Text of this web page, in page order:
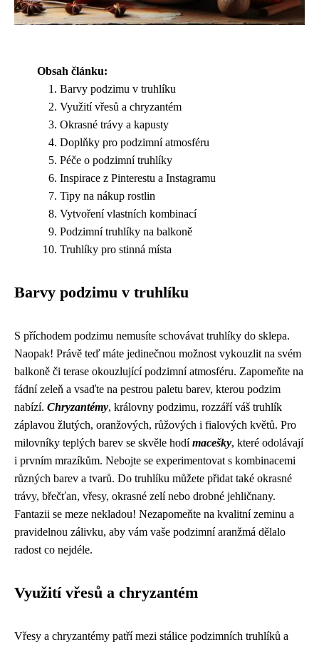
Obsah článku:
Barvy podzimu v truhlíku
Využití vřesů a chryzantém
Okrasné trávy a kapusty
Doplňky pro podzimní atmosféru
Péče o podzimní truhlíky
Inspirace z Pinterestu a Instagramu
Tipy na nákup rostlin
Vytvoření vlastních kombinací
Podzimní truhlíky na balkoně
Truhlíky pro stinná místa
Barvy podzimu v truhlíku
S příchodem podzimu nemusíte schovávat truhlíky do sklepa.
Naopak! Právě teď máte jedinečnou možnost vykouzlit na svém
balkoně či terase okouzlující podzimní atmosféru. Zapomeňte na
fádní zeleň a vsaďte na pestrou paletu barev, kterou podzim
nabízí. Chryzantémy, královny podzimu, rozzáří váš truhlík
záplavou žlutých, oranžových, růžových i fialových květů. Pro
milovníky teplých barev se skvěle hodímacešky, které odolávají
i prvním mrazíkům. Nebojte se experimentovat s kombinacemi
různých barev a tvarů. Do truhlíku můžete přidat také okrasné
trávy, břečťan, vřesy, okrasné zelí nebo drobné jehličnany.
Fantazii se meze nekladou! Nezapomeňte na kvalitní zeminu a
pravidelnou zálivku, aby vám vaše podzimní aranžmá dělalo
radost co nejdéle.
Využití vřesů a chryzantém
Vřesy a chryzantémy patří mezi stálice podzimních truhlíků a